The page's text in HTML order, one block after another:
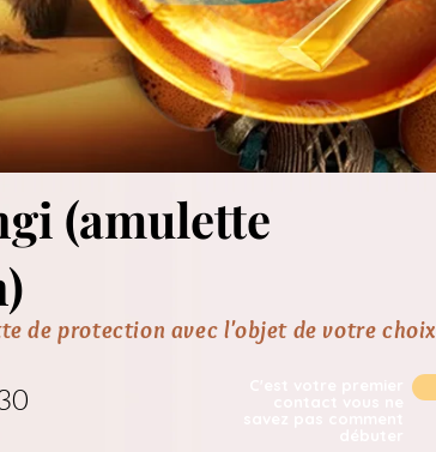
(amulette
de protection avec l'objet de votre choix